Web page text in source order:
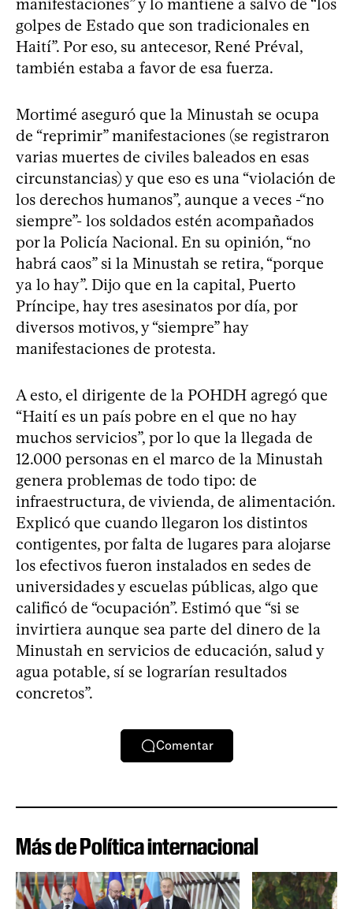
golpes de Estado que son tradicionales en
Haití”. Por eso, su antecesor, René Préval,
también estaba a favor de esa fuerza.
Mortimé aseguró que la Minustah se ocupa
de “reprimir” manifestaciones (se registraron
varias muertes de civiles baleados en esas
circunstancias) y que eso es una “violación de
los derechos humanos”, aunque a veces -“no
siempre”- los soldados estén acompañados
por la Policía Nacional. En su opinión, “no
habrá caos” si la Minustah se retira, “porque
ya lo hay”. Dijo que en la capital, Puerto
Príncipe, hay tres asesinatos por día, por
diversos motivos, y “siempre” hay
manifestaciones de protesta.
A esto, el dirigente de la POHDH agregó que
“Haití es un país pobre en el que no hay
muchos servicios”, por lo que la llegada de
12.000 personas en el marco de la Minustah
genera problemas de todo tipo: de
infraestructura, de vivienda, de alimentación.
Explicó que cuando llegaron los distintos
contigentes, por falta de lugares para alojarse
los efectivos fueron instalados en sedes de
universidades y escuelas públicas, algo que
calificó de “ocupación”. Estimó que “si se
invirtiera aunque sea parte del dinero de la
Minustah en servicios de educación, salud y
agua potable, sí se lograrían resultados
concretos”.
Comentar
Más de Política internacional